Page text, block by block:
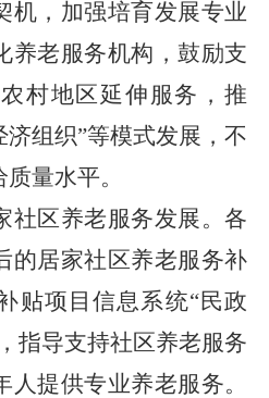
机，加强培育发展专业
养老服务机构，鼓励支
村地区延伸服务，推
济组织”等模式发展，不
量水平。
社区养老服务发展。 各
的居家社区养老服务补
贴项目信息系统“民政
指导支持社区养老服务
提供专业养老服务。